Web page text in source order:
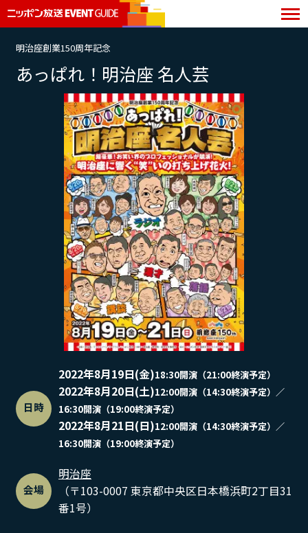
明治座創業150周年記念
あっぱれ！明治座 名人芸
日時
2022年8月19日(金)18:30開演（21:00終演予定）
2022年8月20日(土)12:00開演（14:30終演予定）／
16:30開演（19:00終演予定）
2022年8月21日(日)12:00開演（14:30終演予定）／
16:30開演（19:00終演予定）
会場
明治座
（〒103-0007 東京都中央区日本橋浜町2丁目31
番1号）